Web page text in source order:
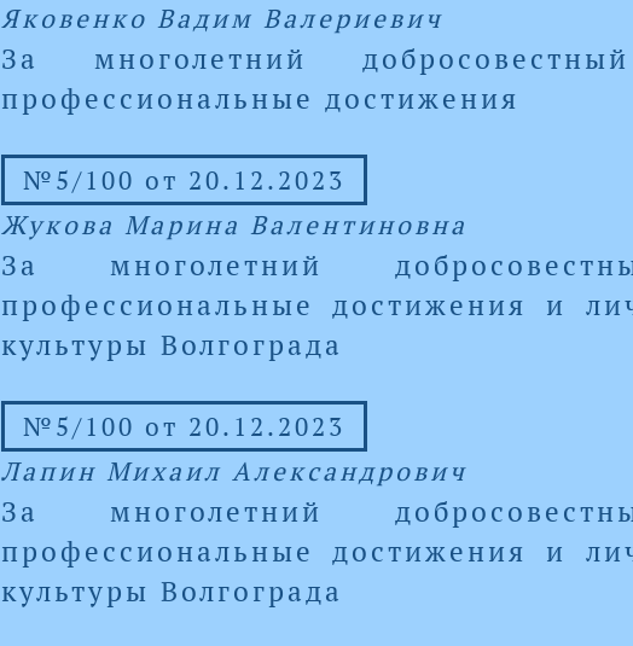
Яковенко Вадим Валериевич
За многолетний
профессиональные достижения
№5/100 от 20.12.2023
Жукова Марина Валентиновна
За многолетний
профессиональные достижения и
культуры Волгограда
№5/100 от 20.12.2023
Лапин Михаил Александрович
За многолетний
профессиональные достижения и
культуры Волгограда